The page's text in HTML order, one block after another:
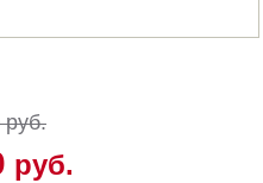
руб.
руб.